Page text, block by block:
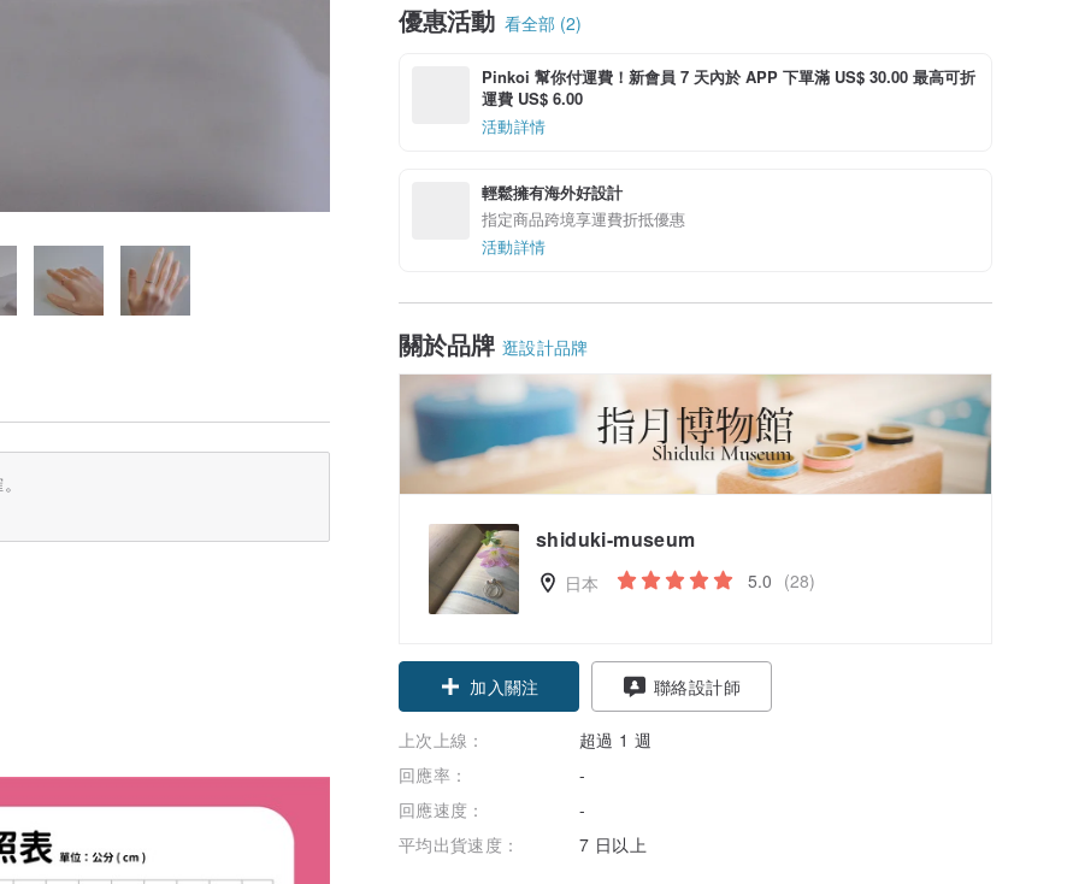
優惠活動 看全部 (2)
Pinkoi 幫你付運費！新會員 7 天內於 APP 下單滿 US$ 30.00 最高可折
運費 US$ 6.00
活動詳情
輕鬆擁有海外好設計
指定商品跨境享運費折抵優惠
活動詳情
關於品牌 逛設計品牌
shiduki-museum
日本 5.0 (28)
加入關注 聯絡設計師
上次上線：
超過 1 週
回應率：
-
回應速度：
-
平均出貨速度：
7 日以上